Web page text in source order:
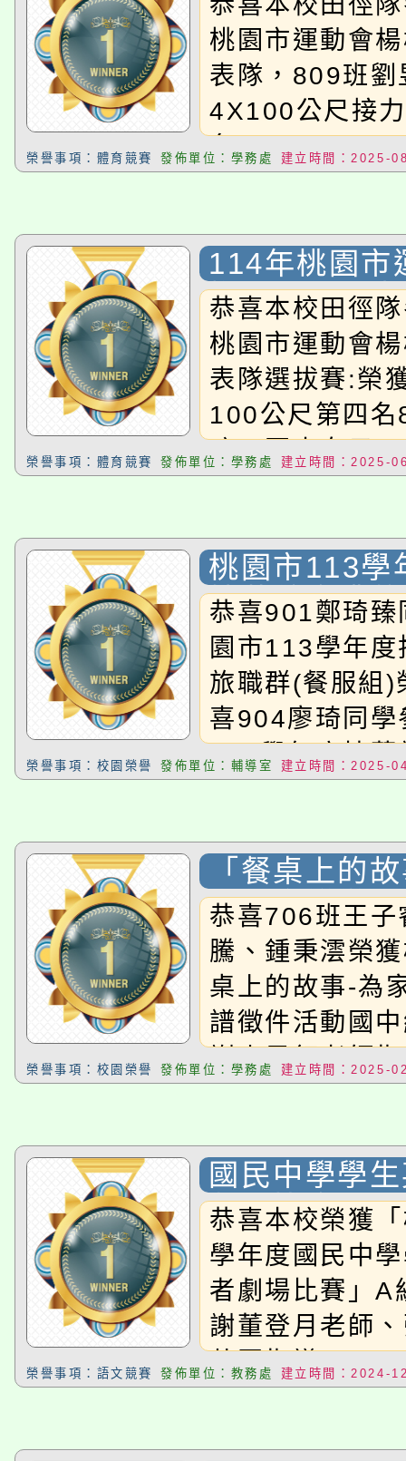
桃園市運動會
表隊，809班劉
4X100公尺接
名!!
榮譽事項：體育競賽 發佈單位：學務處 建立時間：2025-
114年桃園市
梅區田徑代
恭喜本校田徑
桃園市運動會
表隊選拔賽:榮
100公尺第四
玟、國中女子
名709徐靚恩、
玟、國中女子
名709徐靚恩、
800公尺第二
毅，恭喜以上
榮譽事項：體育競賽 發佈單位：學務處 建立時間：2025-
桃園市113學
技藝競賽獲
恭喜901鄭琦臻
園市113學年
旅職群(餐服組)
喜904廖琦同學
113學年度技藝
群(飲調組)榮獲
榮譽事項：校園榮譽 發佈單位：輔導室 建立時間：2025-
「餐桌上的
煮」食譜徵
組佳作
恭喜706班王子
騰、鍾秉澐榮
桌上的故事-為
譜徵件活動國
謝李恩鈺老師
榮譽事項：校園榮譽 發佈單位：學務處 建立時間：2025-
國民中學學
劇場比賽
恭喜本校榮獲
學年度國民中
者劇場比賽」A
謝董登月老師
共同指導!!
榮譽事項：語文競賽 發佈單位：教務處 建立時間：2024-